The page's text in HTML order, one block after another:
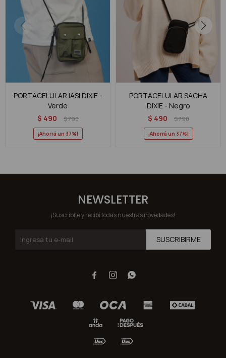
PORTACELULAR IASI DIXIE -
Verde
$ 490 $790
37
PORTACELULAR SACHA
DIXIE - Negro
$ 490 $790
37
NEWSLETTER
¡Suscribite y recibí todas nuestras novedades!
SUSCRIBIRME
  